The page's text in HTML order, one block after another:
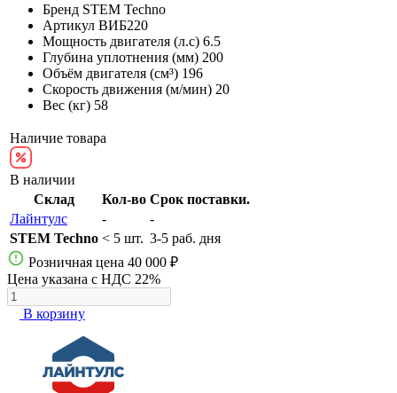
Бренд STEM Techno
Артикул ВИБ220
Мощность двигателя (л.с) 6.5
Глубина уплотнения (мм) 200
Объём двигателя (см³) 196
Скорость движения (м/мин) 20
Вес (кг) 58
Наличие товара
В наличии
Склад
Кол-во Срок поставки.
Лайнтулс
-
-
STEM Techno < 5 шт. 3-5 раб. дня
Розничная цена 40 000 ₽
Цена указана с НДС 22%
В корзину